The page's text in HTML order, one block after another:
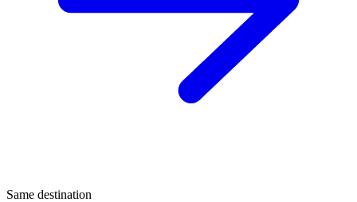
Same destination